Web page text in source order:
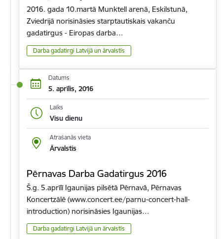
2016. gada 10.martā Munktell arenā, Eskilstunā,
Zviedrijā norisināsies starptautiskais vakanču
gadatirgus - Eiropas darba…
Darba gadatirgi Latvijā un ārvalstīs
Datums
5. aprīlis, 2016
Laiks
Visu dienu
Atrašanās vieta
Ārvalstis
Pērnavas Darba Gadatirgus 2016
Š.g. 5.aprīlī Igaunijas pilsētā Pērnavā, Pērnavas
Koncertzālē (www.concert.ee/parnu-concert-hall-
introduction) norisināsies Igaunijas…
Darba gadatirgi Latvijā un ārvalstīs